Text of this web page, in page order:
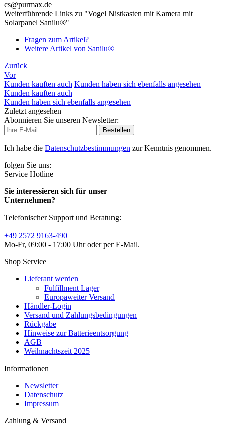
cs@purmax.de
Weiterführende Links zu "Vogel Nistkasten mit Kamera mit
Solarpanel Sanilu®"
Fragen zum Artikel?
Weitere Artikel von Sanilu®
Zurück
Vor
Kunden kauften auch Kunden haben sich ebenfalls angesehen
Kunden kauften auch
Kunden haben sich ebenfalls angesehen
Zuletzt angesehen
Abonnieren Sie unseren Newsletter:
Bestellen
Ich habe die Datenschutzbestimmungen zur Kenntnis genommen.
folgen Sie uns:
Service Hotline
Sie interessieren sich für unser
Unternehmen?
Telefonischer Support und Beratung:
+49 2572 9163-490
Mo-Fr, 09:00 - 17:00 Uhr oder per E-Mail.
Shop Service
Lieferant werden
Fulfillment Lager
Europaweiter Versand
Händler-Login
Versand und Zahlungsbedingungen
Rückgabe
Hinweise zur Batterieentsorgung
AGB
Weihnachtszeit 2025
Informationen
Newsletter
Datenschutz
Impressum
Zahlung & Versand